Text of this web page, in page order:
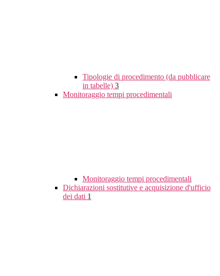
Tipologie di procedimento (da pubblicare
in tabelle) 3
Monitoraggio tempi procedimentali
Monitoraggio tempi procedimentali
Dichiarazioni sostitutive e acquisizione d'ufficio
dei dati 1